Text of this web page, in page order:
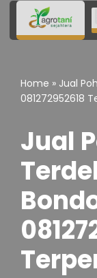
Lompat
Home » Jual
081272952618
Jual